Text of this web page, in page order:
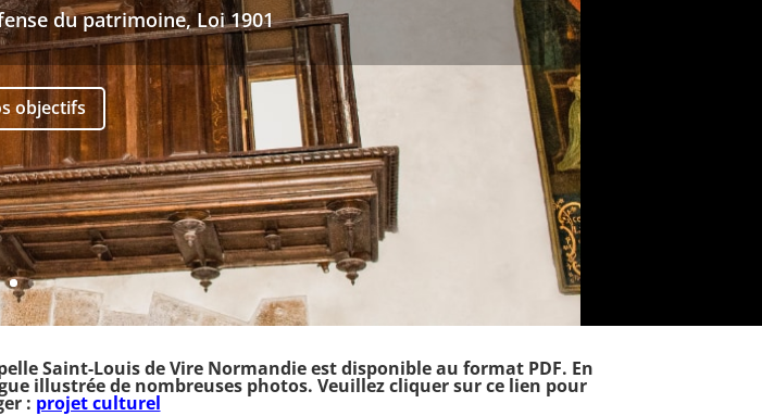
du patrimoine, Loi 1901
objectifs
Saint-Louis de Vire Normandie est disponible au format PDF. En
illustrée de nombreuses photos. Veuillez cliquer sur ce lien pour
: projet culturel